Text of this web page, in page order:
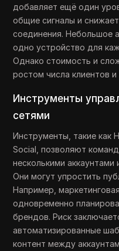
добавляет ещё один
общие сигналы и
соединения. Небольшое
одно устройство для
Однако стоимость и
ростом числа клиентов
Инструменты
сетями
Инструменты, такие как
Social, позволяют
несколькими аккаунтами
Они могут упростить
Например,
одновременно
брендов. Риск
автоматизированные
контент между